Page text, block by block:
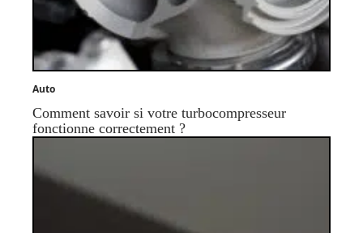
Auto
Comment savoir si votre turbocompresseur
fonctionne correctement ?